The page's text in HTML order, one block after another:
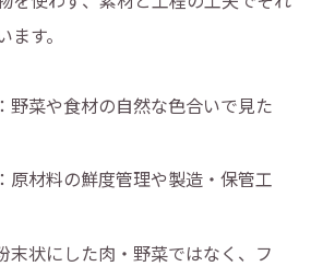
す。
：野菜や食材の自然な色合いで見た
：原材料の鮮度管理や製造・保管工
末状にした肉・野菜ではなく、フ